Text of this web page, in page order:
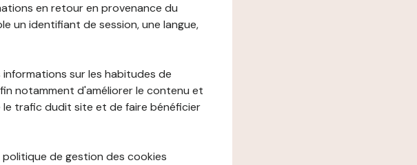
en retour en provenance du
un identifiant de session, une langue,
sur les habitudes de
notamment d'améliorer le contenu et
trafic dudit site et de faire bénéficier
de gestion des cookies